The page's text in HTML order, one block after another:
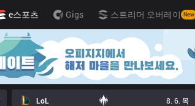
e스포츠 Gigs 스트리머 오버레이 New
LoL 8. 6. 목